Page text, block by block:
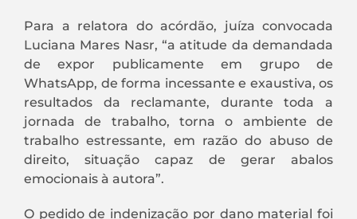
Para a relatora do acórdão, juíza convocada
Luciana Mares Nasr, “a atitude da demandada
de expor publicamente em grupo de
WhatsApp, de forma incessante e exaustiva, os
resultados da reclamante, durante toda a
jornada de trabalho, torna o ambiente de
trabalho estressante, em razão do abuso de
direito, situação capaz de gerar abalos
emocionais à autora”.
O pedido de indenização por dano material foi